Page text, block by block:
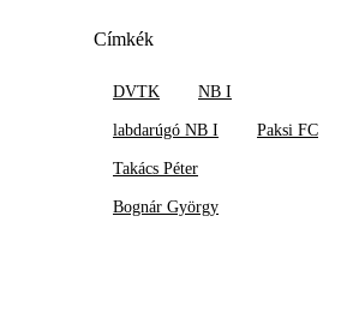
Címkék
DVTK NB I
labdarúgó NB I Paksi FC
Takács Péter
Bognár György